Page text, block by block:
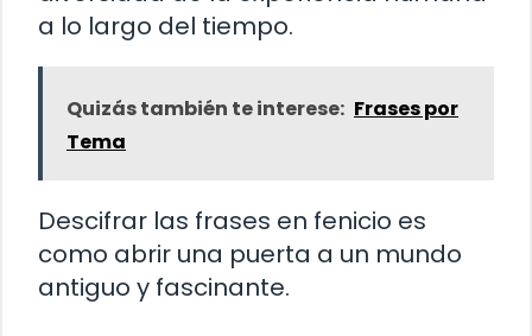
a lo largo del tiempo.
Quizás también te interese: Frases por
Tema
Descifrar las frases en fenicio es
como abrir una puerta a un mundo
antiguo y fascinante.